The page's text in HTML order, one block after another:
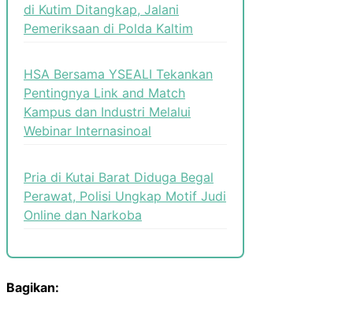
di Kutim Ditangkap, Jalani
Pemeriksaan di Polda Kaltim
HSA Bersama YSEALI Tekankan
Pentingnya Link and Match
Kampus dan Industri Melalui
Webinar Internasinoal
Pria di Kutai Barat Diduga Begal
Perawat, Polisi Ungkap Motif Judi
Online dan Narkoba
Bagikan: